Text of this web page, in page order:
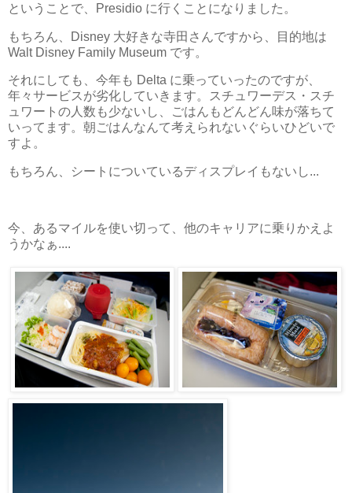
ということで、Presidio に行くことになりました。
もちろん、Disney 大好きな寺田さんですから、目的地は
Walt Disney Family Museum です。
それにしても、今年も Delta に乗っていったのですが、
年々サービスが劣化していきます。スチュワーデス・スチ
ュワートの人数も少ないし、ごはんもどんどん味が落ちて
いってます。朝ごはんなんて考えられないぐらいひどいで
すよ。
もちろん、シートについているディスプレイもないし...
今、あるマイルを使い切って、他のキャリアに乗りかえよ
うかなぁ....